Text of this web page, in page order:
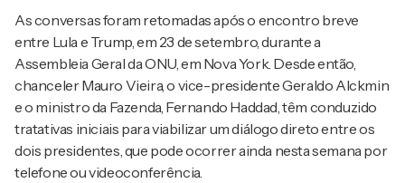
As conversas foram retomadas após o encontro breve
entre Lula e Trump, em 23 de setembro, durante a
Assembleia Geral da ONU, em Nova York. Desde então,
chanceler Mauro Vieira, o vice-presidente Geraldo Alckmin
e o ministro da Fazenda, Fernando Haddad, têm conduzido
tratativas iniciais para viabilizar um diálogo direto entre os
dois presidentes, que pode ocorrer ainda nesta semana por
telefone ou videoconferência.